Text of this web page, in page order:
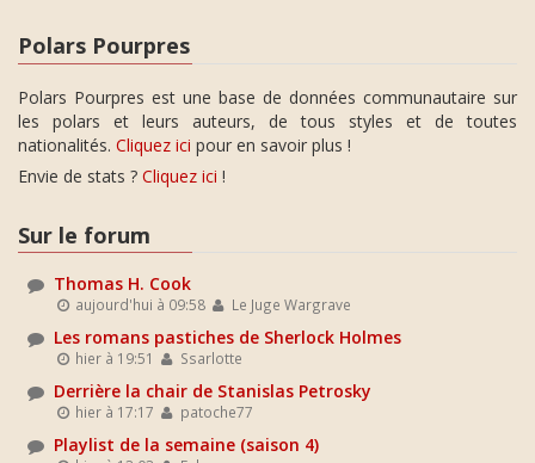
Polars Pourpres
Polars Pourpres est une base de données communautaire sur
les polars et leurs auteurs, de tous styles et de toutes
nationalités. Cliquez ici pour en savoir plus !
Envie de stats ? Cliquez ici !
Sur le forum
Thomas H. Cook
aujourd'hui à 09:58 Le Juge Wargrave
Les romans pastiches de Sherlock Holmes
hier à 19:51 Ssarlotte
Derrière la chair de Stanislas Petrosky
hier à 17:17 patoche77
Playlist de la semaine (saison 4)